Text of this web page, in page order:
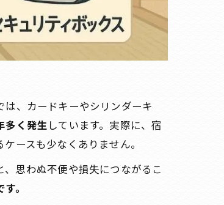
、カードキーやシリンダーキ
多く発生しています。実際に、宿
ースも少なくありません。
思わぬ不便や損失につながるこ
。